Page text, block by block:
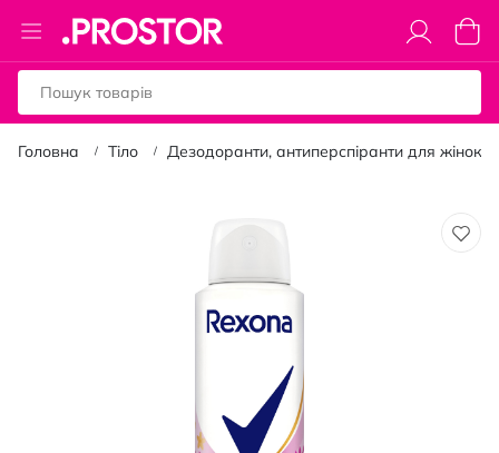
Toggle
Nav
Кошик
Головна Тіло Дезодоранти, антиперспіранти для жінок